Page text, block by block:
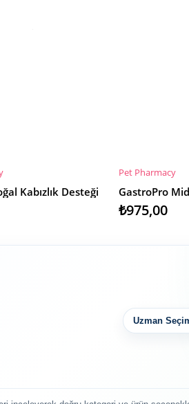
Kabızlık Desteği
SEPETE EKLE
Pet Pharmacy
GastroPro
₺975,00
Uzman